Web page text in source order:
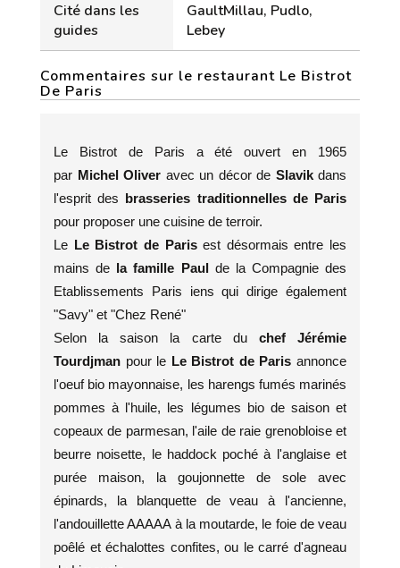
Cité dans les
guides
GaultMillau, Pudlo,
Lebey
Commentaires sur le restaurant Le Bistrot
De Paris
Le Bistrot de Paris a été ouvert en 1965
par Michel Oliver avec un décor de Slavik dans
l'esprit des brasseries traditionnelles de Paris
pour proposer une cuisine de terroir.
Le Le Bistrot de Parisest désormais entre les
mains de la famille Paulde la Compagnie des
Etablissements Paris iens qui dirige également
"Savy" et "Chez René"
Selon la saison la carte duchef Jérémie
Tourdjman pour le Le Bistrot de Parisannonce
l'oeuf bio mayonnaise, les harengs fumés marinés
pommes à l'huile, les légumes bio de saison et
copeaux de parmesan, l'aile de raie grenobloise et
beurre noisette, le haddock poché à l'anglaise et
purée maison, la goujonnette de sole avec
épinards, la blanquette de veau à l'ancienne,
l'andouillette AAAAA à la moutarde, le foie de veau
poêlé et échalottes confites, ou le carré d'agneau